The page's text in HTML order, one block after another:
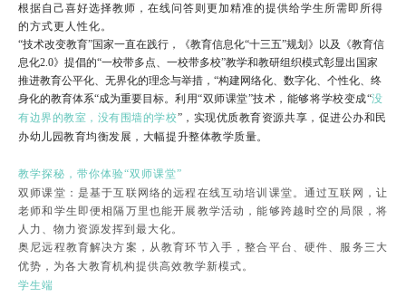
根据自己喜好选择教师，在线问答则更加精准的提供给学生所需即所得
的方式更人性化。
“技术改变教育”国家一直在践行，《教育信息化“十三五”规划》以及《教育信
息化2.0》提倡的“一校带多点、一校带多校”教学和教研组织模式彰显出国家
推进教育公平化、无界化的理念与举措，“构建网络化、数字化、个性化、终
身化的教育体系“成为重要目标。 利用“双师课堂”技术，能够将学校变成“没
有边界的教室，没有围墙的学校”，实现优质教育资源共享，促进公办和民
办幼儿园教育均衡发展，大幅提升整体教学质量。
教学探秘，带你体验“双师课堂”
双师课堂：是基于互联网络的远程在线互动培训课堂。通过互联网，让
老师和学生即便相隔万里也能开展教学活动，能够跨越时空的局限，将
人力、物力资源发挥到最大化。
奥尼远程教育解决方案，从教育环节入手，整合平台、硬件、服务三大
优势，为各大教育机构提供高效教学新模式。
学生端